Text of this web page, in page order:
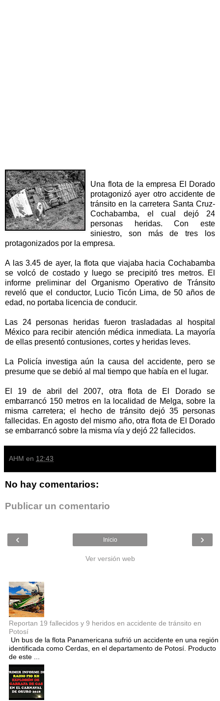
Una flota de la empresa El Dorado
protagonizó ayer otro accidente de
tránsito en la carretera Santa Cruz-
Cochabamba, el cual dejó 24
personas heridas. Con este
siniestro, son más de tres los
protagonizados por la empresa.
A las 3.45 de ayer, la flota que viajaba hacia Cochabamba
se volcó de costado y luego se precipitó tres metros. El
informe preliminar del Organismo Operativo de Tránsito
reveló que el conductor, Lucio Ticón Lima, de 50 años de
edad, no portaba licencia de conducir.
Las 24 personas heridas fueron trasladadas al hospital
México para recibir atención médica inmediata. La mayoría
de ellas presentó contusiones, cortes y heridas leves.
La Policía investiga aún la causa del accidente, pero se
presume que se debió al mal tiempo que había en el lugar.
El 19 de abril del 2007, otra flota de El Dorado se
embarrancó 150 metros en la localidad de Melga, sobre la
misma carretera; el hecho de tránsito dejó 35 personas
fallecidas. En agosto del mismo año, otra flota de El Dorado
se embarrancó sobre la misma vía y dejó 22 fallecidos.
AHM en 12:43
No hay comentarios:
Publicar un comentario
‹ ›
Inicio
Ver versión web
Reportan 19 fallecidos y 9 heridos en accidente de tránsito en
Potosí
Un bus de la flota Panamericana sufrió un accidente en una región
identificada como Cerdas, en el departamento de Potosí. Producto
de este ...